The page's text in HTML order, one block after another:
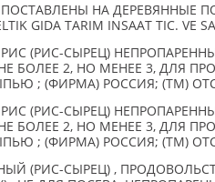
НА ДЕРЕВЯННЫЕ
GIDA TARIM INSAAT TIC. VE
(РИС-СЫРЕЦ)
БОЛЕЕ 2, НО МЕНЕЕ 3, ДЛЯ
; (ФИРМА) РОССИЯ; (TM)
(РИС-СЫРЕЦ)
БОЛЕЕ 2, НО МЕНЕЕ 3, ДЛЯ
; (ФИРМА) РОССИЯ; (TM)
(РИС-СЫРЕЦ) ,